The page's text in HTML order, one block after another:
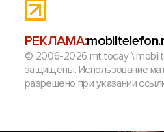
РЕКЛАМА:
© 2006-2026 mt.today \
защищены. Использование
разрешено при указании